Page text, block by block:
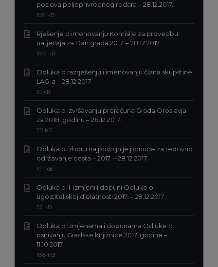
poslova poljoprivrednog redara – 28.12.2017.
doc
Veličina
datoteke:
189 kB
Rješenje o imenovanju Komisije za provedbu
natječaja za Dan grada 2017. – 28.12.2017.
doc
Veličina
datoteke:
180 kB
Odluka o razrješenju i imenovanju člana skupštine
LAG-a – 28.12.2017.
docx
Veličina
datoteke:
19 kB
Odluka o izvršavanju proračuna Grada Oroslavja
za 2018. godinu – 28.12.2017.
docx
Veličina
datoteke:
72 kB
Odluka o izboru najpovoljnije ponude za redovno
održavanje cesta – 2017. – 28.12.2017.
doc
Veličina
datoteke:
191 kB
Odluka o II. izmjeni i dopuni Odluke o
ugostiteljskoj djelatnosti 2017. – 28.12.2017.
docx
Veličina
datoteke:
52 kB
Odluka o izmjenama i dopunama Odluke o
osnivanju Gradske knjižnice 2017. godine –
11.10.2017.
doc
Veličina
datoteke:
188 kB